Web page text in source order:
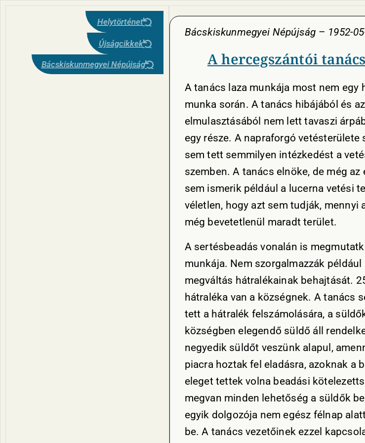
Helytörténet
Újságcikkek
Bácskiskunmegyei Népújság
Bácskiskunmegyei Népújság – 1952-
A hercegszántói
A tanács laza munkája most nem egy
munka során. A tanács hibájából és
elmulasztásából nem lett tavaszi
egy része. A napraforgó vetésterülete
sem tett semmilyen intézkedést a
szemben. A tanács elnöke, de még
sem ismerik például a lucerna vetési
véletlen, hogy azt sem tudják, mennyi
még bevetetlenül maradt terület.
A sertésbeadás vonalán is
munkája. Nem szorgalmazzák
megváltás hátralékainak behajtását.
hátraléka van a községnek. A tanács
tett a hátralék felszámolására, a
községben elegendő süldő áll
negyedik süldőt veszünk alapul,
piacra hoztak fel eladásra, azoknak a
eleget tettek volna beadási
megvan minden lehetőség a süldők
egyik dolgozója nem egész félnap
be. A tanács vezetőinek ezzel